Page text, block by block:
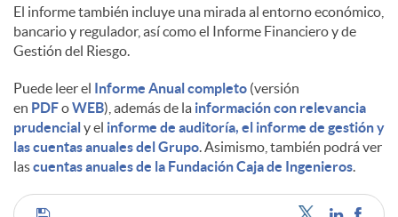
El informe también incluye una mirada al entorno económico,
bancario y regulador, así como el Informe Financiero y de
Gestión del Riesgo.
Puede leer el Informe Anual completo (versión
en PDFoWEB), además de la información con relevancia
prudencialy el informe de auditoría, el informe de gestión y
las cuentas anuales del Grupo. Asimismo, también podrá ver
lascuentas anuales de la Fundación Caja de Ingenieros.